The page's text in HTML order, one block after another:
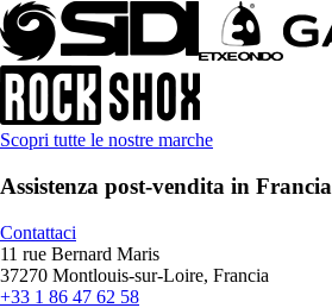
Scopri tutte le nostre marche
Assistenza post-vendita in Francia
Contattaci
11 rue Bernard Maris
37270 Montlouis-sur-Loire, Francia
+33 1 86 47 62 58